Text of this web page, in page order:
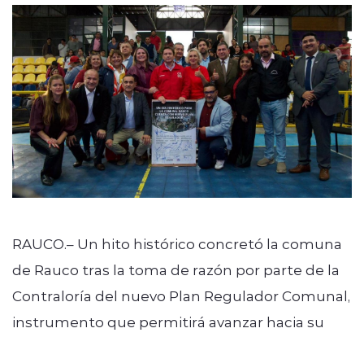
modo claro
RAUCO.– Un hito histórico concretó la comuna
de Rauco tras la toma de razón por parte de la
Contraloría del nuevo Plan Regulador Comunal,
instrumento que permitirá avanzar hacia su